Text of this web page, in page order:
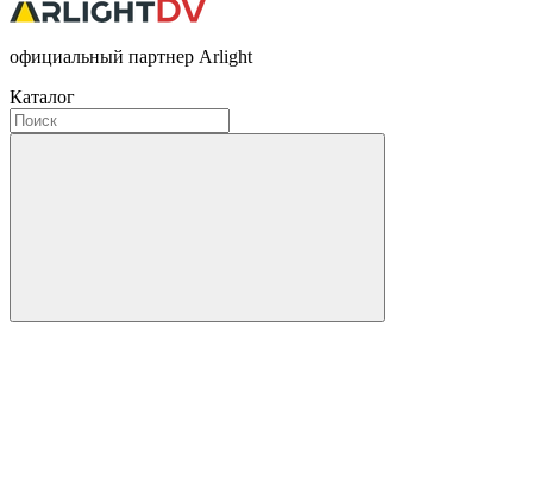
официальный партнер Arlight
Каталог